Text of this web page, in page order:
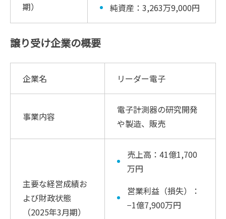
期）
純資産：3,263万9,000円
譲り受け企業の概要
企業名 リーダー電子
事業内容
電子計測器の研究開発
や製造、販売
主要な経営成績お
よび財政状態
（2025年3月期）
売上高：41億1,700
万円
営業利益（損失）：
−1億7,900万円